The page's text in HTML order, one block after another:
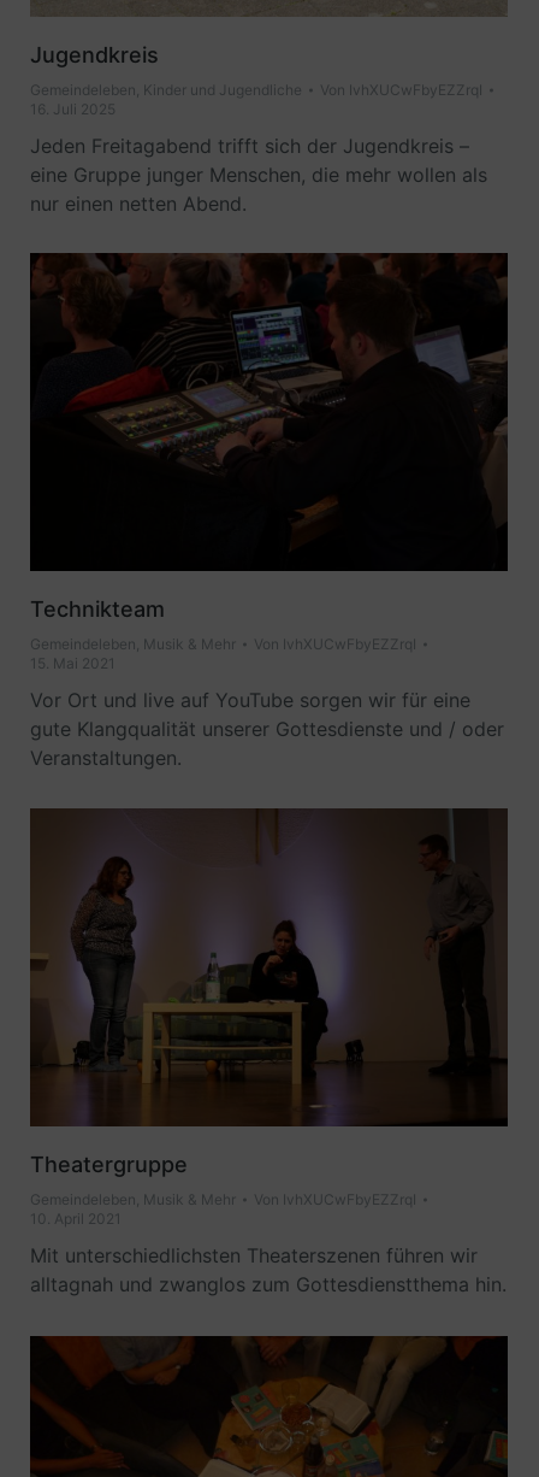
Jugendkreis
Gemeindeleben Kinder und Jugendliche Von IvhXUCwFbyEZZrqI
16. Juli 2025
Jeden Freitagabend trifft sich der Jugendkreis –
eine Gruppe junger Menschen, die mehr wollen als
nur einen netten Abend.
Technikteam
Gemeindeleben Musik & Mehr Von IvhXUCwFbyEZZrqI
15. Mai 2021
Vor Ort und live auf YouTube sorgen wir für eine
gute Klangqualität unserer Gottesdienste und / oder
Veranstaltungen.
Theatergruppe
Gemeindeleben Musik & Mehr Von IvhXUCwFbyEZZrqI
10. April 2021
Mit unterschiedlichsten Theaterszenen führen wir
alltagnah und zwanglos zum Gottesdienstthema hin.